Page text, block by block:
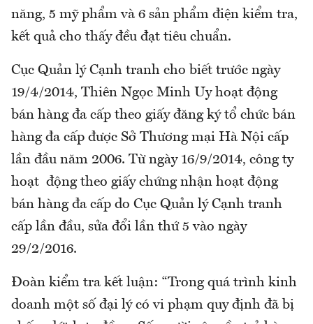
năng, 5 mỹ phẩm và 6 sản phẩm điện kiểm tra,
kết quả cho thấy đều đạt tiêu chuẩn.
Cục Quản lý Cạnh tranh cho biết trước ngày
19/4/2014, Thiên Ngọc Minh Uy hoạt động
bán hàng đa cấp theo giấy đăng ký tổ chức bán
hàng đa cấp được Sở Thương mại Hà Nội cấp
lần đầu năm 2006. Từ ngày 16/9/2014, công ty
hoạt động theo giấy chứng nhận hoạt động
bán hàng đa cấp do Cục Quản lý Cạnh tranh
cấp lần đầu, sửa đổi lần thứ 5 vào ngày
29/2/2016.
Đoàn kiểm tra kết luận: “Trong quá trình kinh
doanh một số đại lý có vi phạm quy định đã bị